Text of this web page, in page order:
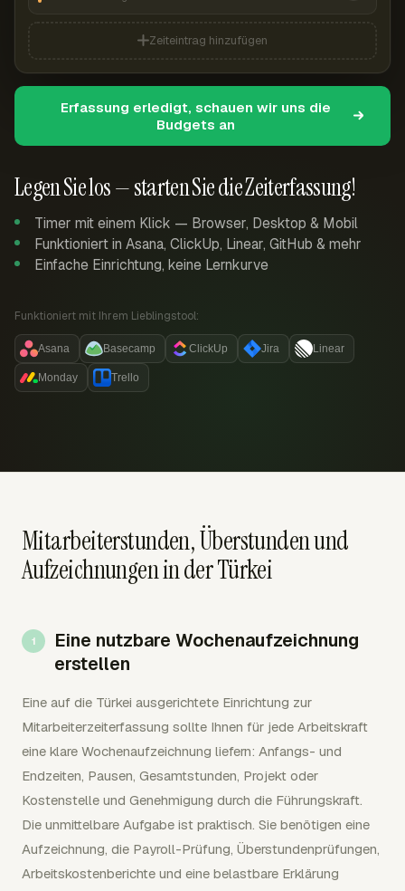
Legen Sie los — starten Sie die Zeiterfassung!
Timer mit einem Klick — Browser, Desktop & Mobil
Funktioniert in Asana, ClickUp, Linear, GitHub & mehr
Einfache Einrichtung, keine Lernkurve
Funktioniert mit Ihrem Lieblingstool:
Asana Basecamp ClickUp Jira Linear
Monday Trello
Zeiteintrag hinzufügen
Erfassung erledigt, schauen wir uns die
Budgets an
Mitarbeiterstunden, Überstunden und
Aufzeichnungen in der Türkei
Eine nutzbare Wochenaufzeichnung
erstellen
Eine auf die Türkei ausgerichtete Einrichtung zur
Mitarbeiterzeiterfassung sollte Ihnen für jede Arbeitskraft
eine klare Wochenaufzeichnung liefern: Anfangs- und
Endzeiten, Pausen, Gesamtstunden, Projekt oder
Kostenstelle und Genehmigung durch die Führungskraft.
Die unmittelbare Aufgabe ist praktisch. Sie benötigen eine
Aufzeichnung, die Payroll-Prüfung, Überstundenprüfungen,
Arbeitskostenberichte und eine belastbare Erklärung